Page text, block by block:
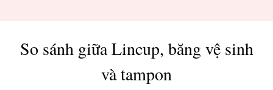
So sánh giữa Lincup, băng vệ sinh
và tampon